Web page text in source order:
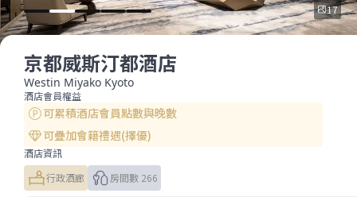
17
京都威斯汀都酒店
Westin Miyako Kyoto
酒店會員權益
可累積酒店會員點數與晚數
可疊加會籍禮遇(擇優)
酒店資訊
行政酒廊
房間數 266